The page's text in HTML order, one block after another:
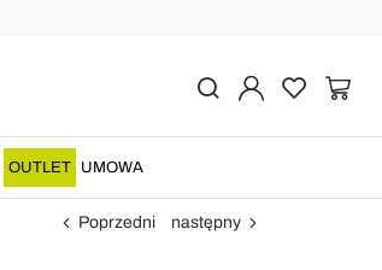
OUTLET UMOWA
Poprzedni następny